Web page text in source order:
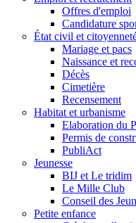
Offres d'emploi
Candidature
État civil et
Mariage et pacs
Naissance et
Décès
Cimetière
Recensement
Habitat et urbanisme
Elaboration du
Permis de
PubliAct
Jeunesse
BIJ et Le tridim
Le Mille Club
Conseil des
Petite enfance